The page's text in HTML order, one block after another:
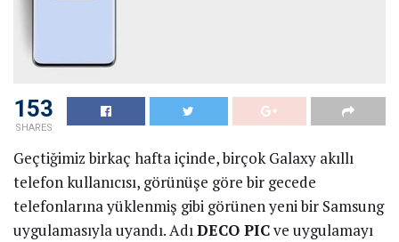
153
SHARES
Geçtiğimiz birkaç hafta içinde, birçok Galaxy akıllı
telefon kullanıcısı, görünüşe göre bir gecede
telefonlarına yüklenmiş gibi görünen yeni bir Samsung
uygulamasıyla uyandı. AdıDECO PICve uygulamayı